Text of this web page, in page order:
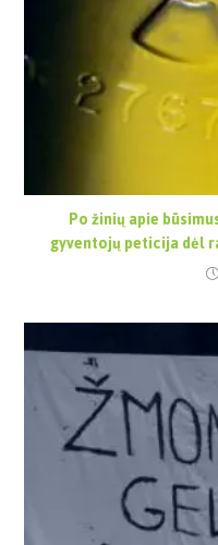
Po žinių apie
gyventojų peticija dėl